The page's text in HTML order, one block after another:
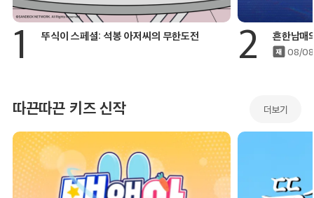
22:00 귀멸의 칼날: 환락의 거리 편(더빙)
에피소드 11
1 뚜식이 스페셜: 석봉 아저씨의 무한도전 2 흔한남매
08/
따끈따끈 키즈 신작 더보기